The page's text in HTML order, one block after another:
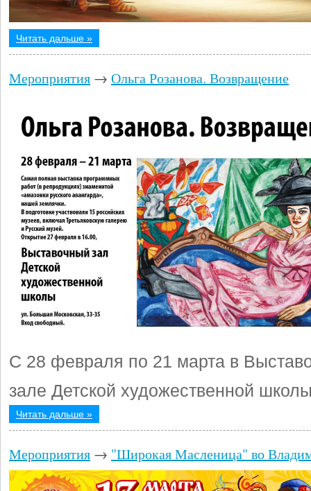
Читать дальше »
Мероприятия → Ольга Розанова. Возвращение
С 28 февраля по 21 марта в
зале Детской художественной
Читать дальше »
Мероприятия → "Широкая Масленица" во